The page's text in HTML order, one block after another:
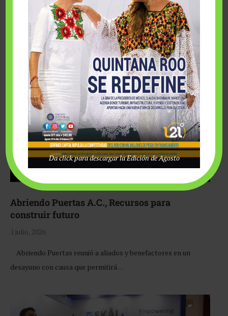
Fairmont Mayakoba y Make-A-Wish México unieron
esfuerzos para hacer realidad el deseo de una …
Abriendo Puertas A.C., Recursos para
construir futuro
1 julio, 2026
Abriendo Puertas reunió a aliados y benefactores en un
desayuno con causa que permitirá …
Da click para descargar la Edición de Agosto